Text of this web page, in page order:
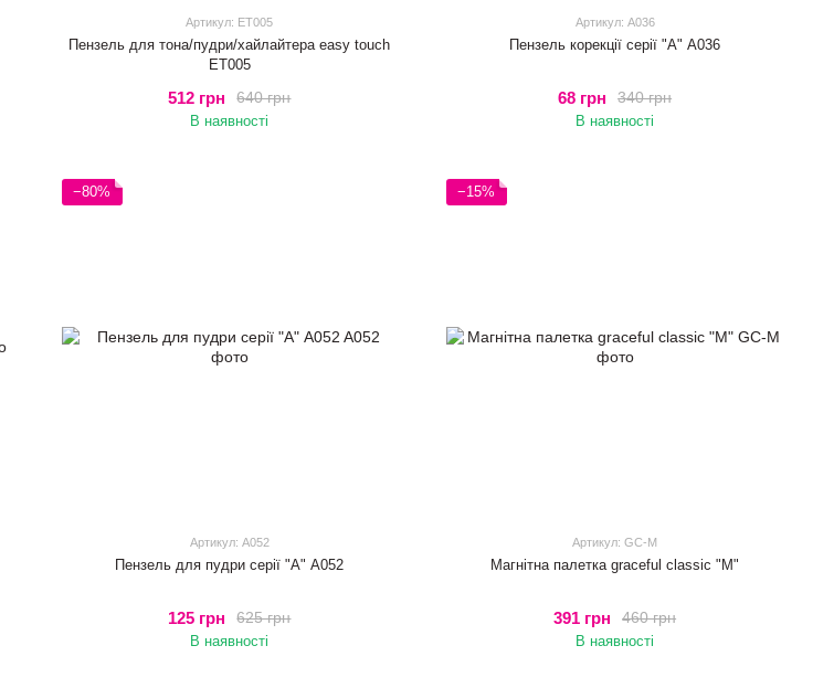
Артикул: ET005
Пензель для тона/пудри/хайлайтера easy touch
ET005
640 грн
512 грн
В наявності
Артикул: A036
Пензель корекції серії "А" A036
340 грн
68 грн
В наявності
−80%
Артикул: A052
Пензель для пудри серії "А" A052
625 грн
125 грн
В наявності
−15%
Артикул: GC-M
Магнітна палетка graceful classic "M"
460 грн
391 грн
В наявності